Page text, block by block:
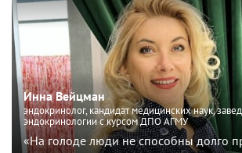
Инна Вейцман
эндокринолог, кандидат медицинских наук,
эндокринологии с курсом ДПО АГМУ
«На голоде люди не способны долго